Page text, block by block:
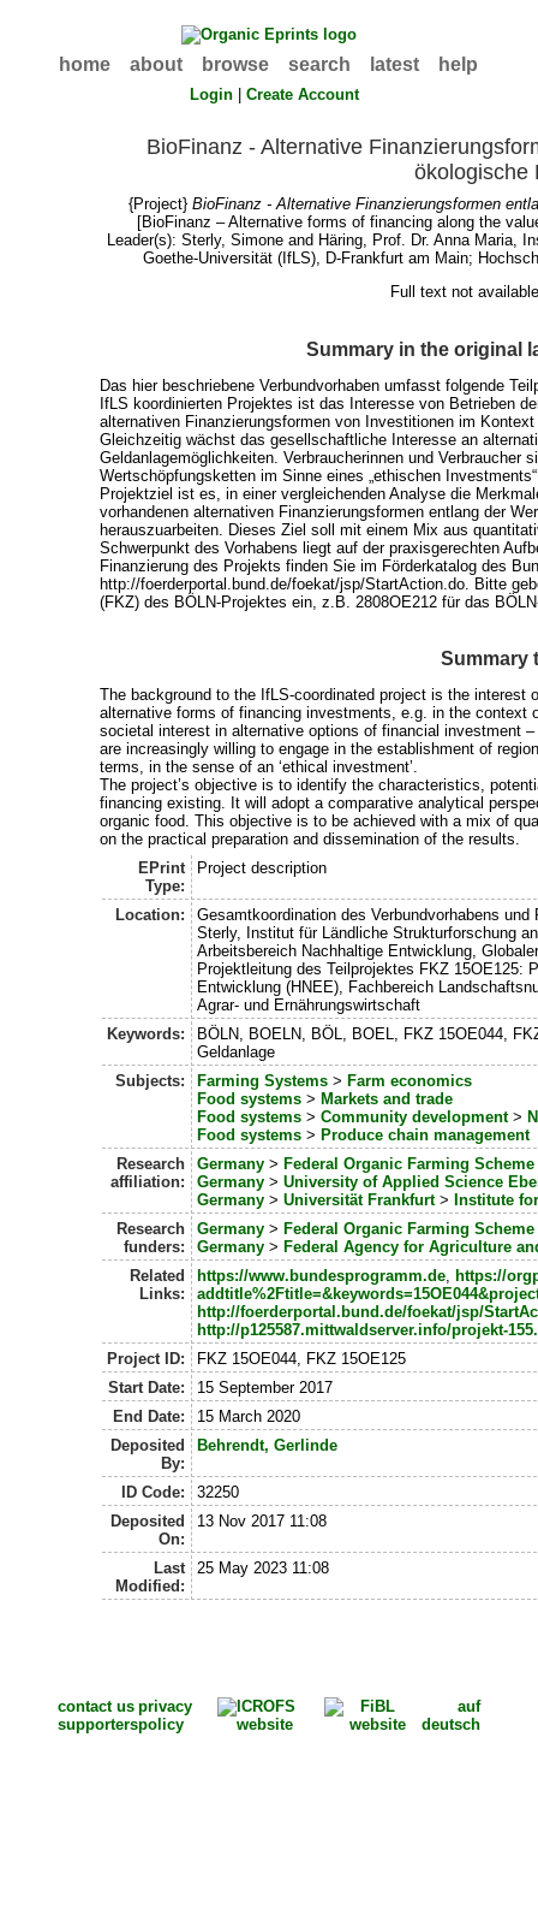
home about browse search latest help
Login |Create Account
BioFinanz - Alternative
ökologische
{Project} BioFinanz - Alternative Finanzierungsformen
[BioFinanz – Alternative forms of financing along the
Leader(s): Sterly, Simoneand Häring, Prof. Dr. Anna Maria,
Goethe-Universität (IfLS), D-Frankfurt am Main;
Full text not
Summary in the original
Das hier beschriebene Verbundvorhaben umfasst folgende
IfLS koordinierten Projektes ist das Interesse von Betrieben
alternativen Finanzierungsformen von Investitionen im
Gleichzeitig wächst das gesellschaftliche Interesse an
Geldanlagemöglichkeiten. Verbraucherinnen und Verbraucher
Wertschöpfungsketten im Sinne eines „ethischen
Projektziel ist es, in einer vergleichenden Analyse die
vorhandenen alternativen Finanzierungsformen entlang der
herauszuarbeiten. Dieses Ziel soll mit einem Mix aus
Schwerpunkt des Vorhabens liegt auf der praxisgerechten
Finanzierung des Projekts finden Sie im Förderkatalog des
http://foerderportal.bund.de/foekat/jsp/StartAction.do. Bitte
(FKZ) des BÖLN-Projektes ein, z.B. 2808OE212 für das
Summary
The background to the IfLS-coordinated project is the
alternative forms of financing investments, e.g. in the
societal interest in alternative options of financial investment
are increasingly willing to engage in the establishment of
terms, in the sense of an ‘ethical investment’.
The project’s objective is to identify the characteristics,
financing existing. It will adopt a comparative analytical
organic food. This objective is to be achieved with a mix of
on the practical preparation and dissemination of the results.
EPrint
Type:
Project description
Location:
Gesamtkoordination des Verbundvorhabens
Sterly, Institut für Ländliche Strukturforschung
Arbeitsbereich Nachhaltige Entwicklung,
Projektleitung des Teilprojektes FKZ 15OE125:
Entwicklung (HNEE), Fachbereich
Agrar- und Ernährungswirtschaft
Keywords:
BÖLN, BOELN, BÖL, BOEL, FKZ 15OE044,
Geldanlage
Subjects:
Farming Systems> Farm economics
Food systems> Markets and trade
Food systems> Community development>
Food systems> Produce chain management
Research
affiliation:
Germany> Federal Organic Farming Scheme
Germany> University of Applied Science
Germany> Universität Frankfurt> Institute
Research
funders:
Germany> Federal Organic Farming Scheme
Germany> Federal Agency for Agriculture
Related
Links:
https://www.bundesprogramm.de, https://
http://foerderportal.bund.de/foekat/jsp/
http://p125587.mittwaldserver.info/projekt-
Project ID:
FKZ 15OE044, FKZ 15OE125
Start Date:
15 September 2017
End Date:
15 March 2020
Deposited
By:
Behrendt, Gerlinde
ID Code:
32250
Deposited
On:
13 Nov 2017 11:08
Last
Modified:
25 May 2023 11:08
contact us
supporters
privacy
policy
auf
deutsch